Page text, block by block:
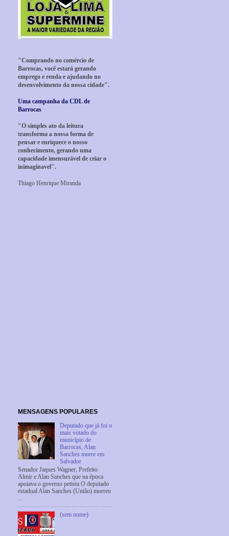
"Comprando no comércio de
Barrocas, você estará gerando
emprego e renda e ajudando no
desenvolvimento da nossa cidade".
Uma campanha da CDL de
Barrocas
"O simples ato da leitura
transforma a nossa forma de
pensar e enriquece o nosso
conhecimento, gerando uma
capacidade imensurável de criar o
inimaginavel".
Thiago Henrique Miranda
MENSAGENS POPULARES
Deputado que já foi o
mais votado do
município de
Barrocas, Alan
Sanches morre em
Salvador
Senador Jaques Wagner, Prefeito
Almir e Alan Sanches que na época
apoiava o governo petista O deputado
estadual Alan Sanches (União) morreu
...
(sem nome)